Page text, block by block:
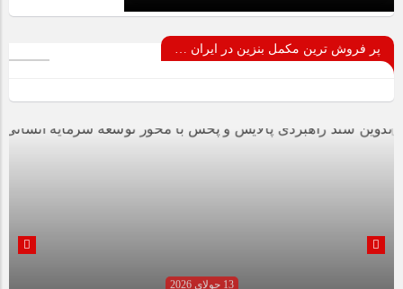
پر فروش ترین مکمل بنزین در ایران …